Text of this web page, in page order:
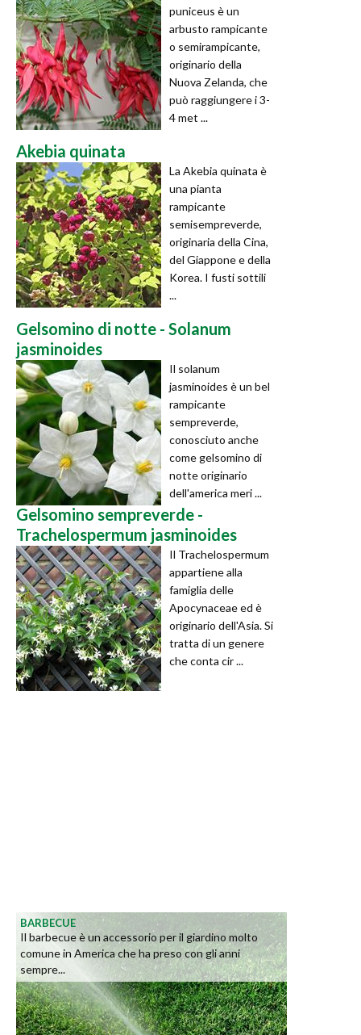
puniceus è un
arbusto rampicante
o semirampicante,
originario della
Nuova Zelanda, che
può raggiungere i 3-
4 met ...
Akebia quinata
La Akebia quinata è
una pianta
rampicante
semisempreverde,
originaria della Cina,
del Giappone e della
Korea. I fusti sottili
...
Gelsomino di notte - Solanum
jasminoides
Il solanum
jasminoides è un bel
rampicante
sempreverde,
conosciuto anche
come gelsomino di
notte originario
dell'america meri ...
Gelsomino sempreverde -
Trachelospermum jasminoides
Il Trachelospermum
appartiene alla
famiglia delle
Apocynaceae ed è
originario dell'Asia. Si
tratta di un genere
che conta cir ...
BARBECUE
Il barbecue è un accessorio per il giardino molto
comune in America che ha preso con gli anni
sempre...